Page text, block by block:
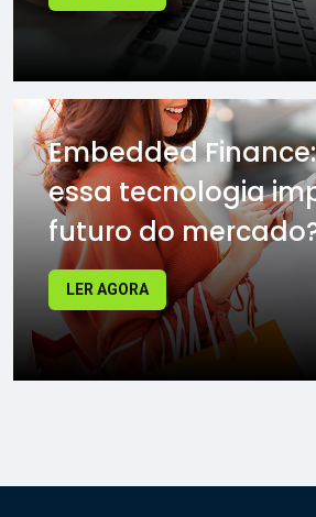
Embedded
essa tecnologia
futuro do
LER AGORA